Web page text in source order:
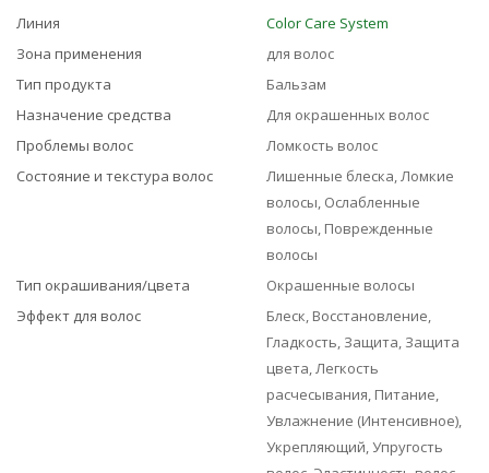
Линия
Color Care System
Зона применения
для волос
Тип продукта
Бальзам
Назначение средства
Для окрашенных волос
Проблемы волос
Ломкость волос
Состояние и текстура волос
Лишенные блеска, Ломкие
волосы, Ослабленные
волосы, Поврежденные
волосы
Тип окрашивания/цвета
Окрашенные волосы
Эффект для волос
Блеск, Восстановление,
Гладкость, Защита, Защита
цвета, Легкость
расчесывания, Питание,
Увлажнение (Интенсивное),
Укрепляющий, Упругость